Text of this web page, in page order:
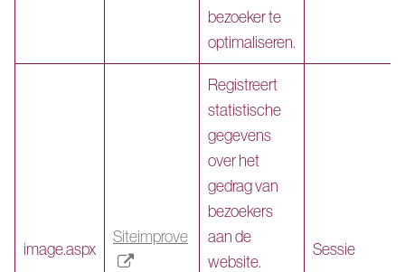
bezoeker te
optimaliseren.
image.aspx
Siteimprove
Registreert
statistische
gegevens
over het
gedrag van
bezoekers
aan de
website.
Sessie